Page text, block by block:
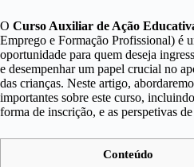
O Curso Auxiliar de Ação
Emprego e Formação Profissional) é
oportunidade para quem deseja
e desempenhar um papel crucial no
das crianças. Neste artigo,
importantes sobre este curso,
forma de inscrição, e as perspetivas
Conteúdo